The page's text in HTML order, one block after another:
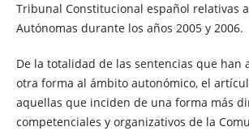
Tribunal Constitucional español relativas
Autónomas durante los años 2005 y 2006.
De la totalidad de las sentencias que han
otra forma al ámbito autonómico, el
aquellas que inciden de una forma más
competenciales y organizativos de la